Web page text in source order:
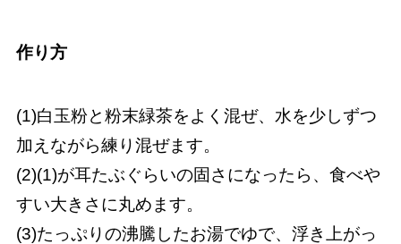
作り方
(1)白玉粉と粉末緑茶をよく混ぜ、水を少しずつ
加えながら練り混ぜます。
(2)(1)が耳たぶぐらいの固さになったら、食べや
すい大きさに丸めます。
(3)たっぷりの沸騰したお湯でゆで、浮き上がっ